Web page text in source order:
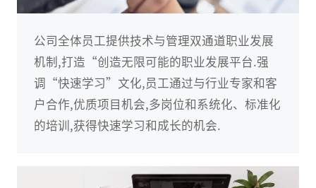
公司全体员工提供技术与管理双通道职业发展
机制,打造“创造无限可能的职业发展平台.强
调“快速学习”文化,员工通过与行业专家和客
户合作,优质项目机会,多岗位和系统化、标准化
的培训,获得快速学习和成长的机会.